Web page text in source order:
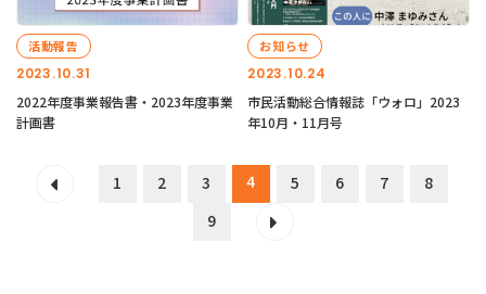
2023.10.31
活動報告
2022年度事業報告書・2023年度事業
計画書
2023.10.24
お知らせ
市民活動総合情報誌「ウォロ」2023
年10月・11月号
1 2 3 4 5 6 7
8
9